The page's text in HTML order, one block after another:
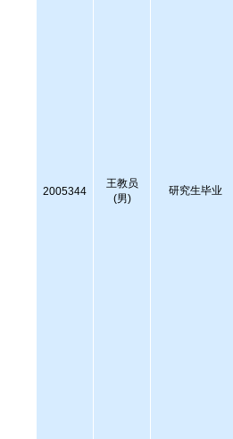
2005344
王教员
(男)
研究生毕业